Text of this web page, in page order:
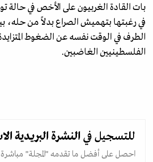
بات القادة الغربيون على الأخص في حالة
في رغبتها بتهميش الصراع بدلاً من حله،
الطرف في الوقت نفسه عن الضغوط
الفلسطينيين الغاضبين.
للتسجيل في النشرة البريدية
احصل على أفضل ما تقدمه "المجلة" مباشرة